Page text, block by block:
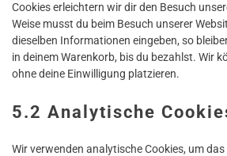
Cookies erleichtern wir dir den Besuch
Weise musst du beim Besuch unserer
dieselben Informationen eingeben, so
in deinem Warenkorb, bis du bezahlst. Wir
ohne deine Einwilligung platzieren.
5.2 Analytische
Wir verwenden analytische Cookies, um